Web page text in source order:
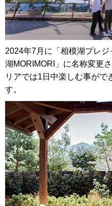
2024年7月に「相模湖プレ
湖MORIMORI」に名称変更
リアでは1日中楽しむ事がで
す。